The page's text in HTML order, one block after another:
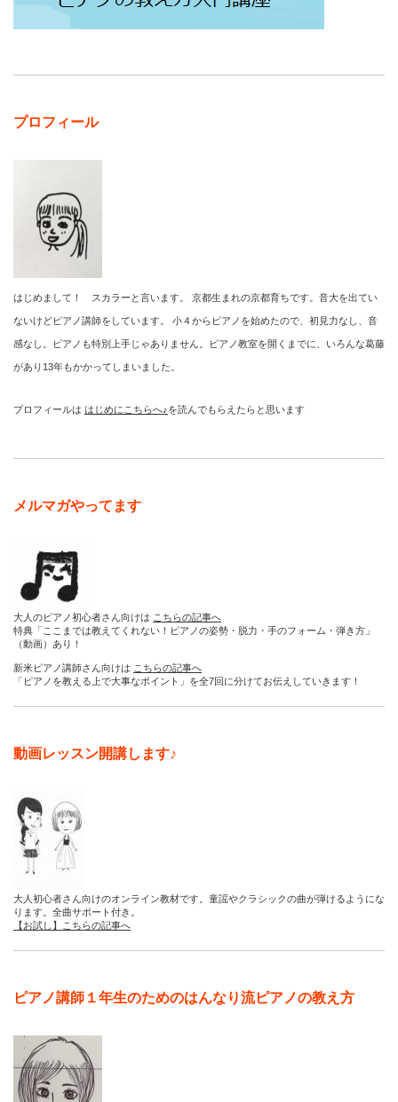
プロフィール
はじめまして！ スカラーと言います。 京都生まれの京都育ちです。音大を出てい
ないけどピアノ講師をしています。 小４からピアノを始めたので、初見力なし、音
感なし。ピアノも特別上手じゃありません。ピアノ教室を開くまでに、いろんな葛藤
があり13年もかかってしまいました。
プロフィールは はじめにこちらへ♪を読んでもらえたらと思います
メルマガやってます
大人のピアノ初心者さん向けは こちらの記事へ
特典「ここまでは教えてくれない！ピアノの姿勢・脱力・手のフォーム・弾き方」
（動画）あり！
新米ピアノ講師さん向けは こちらの記事へ
「ピアノを教える上で大事なポイント」を全7回に分けてお伝えしていきます！
動画レッスン開講します♪
大人初心者さん向けのオンライン教材です。童謡やクラシックの曲が弾けるようにな
ります。全曲サポート付き。
【お試し】こちらの記事へ
ピアノ講師１年生のためのはんなり流ピアノの教え方